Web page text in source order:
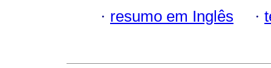
· resumo em Inglês ·